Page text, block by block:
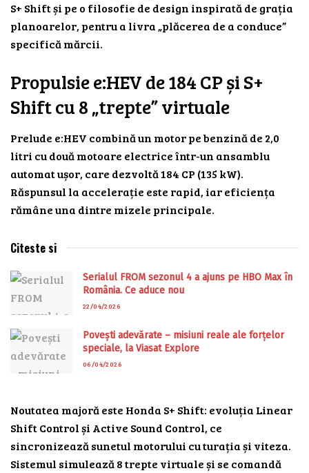
S+ Shift și pe o filosofie de design inspirată de grația
planoarelor, pentru a livra „plăcerea de a conduce”
specifică mărcii.
Propulsie e:HEV de 184 CP și S+
Shift cu 8 „trepte” virtuale
Prelude e:HEV combină un motor pe benzină de 2,0
litri cu două motoare electrice într-un ansamblu
automat ușor, care dezvoltă 184 CP (135 kW).
Răspunsul la accelerație este rapid, iar eficiența
rămâne una dintre mizele principale.
Citeste si
Serialul FROM sezonul 4 a ajuns pe HBO Max în
România. Ce aduce nou
22/04/2026
Povești adevărate – misiuni reale ale forțelor
speciale, la Viasat Explore
06/04/2026
Noutatea majoră este Honda S+ Shift: evoluția Linear
Shift Control și Active Sound Control, ce
sincronizează sunetul motorului cu turația și viteza.
Sistemul simulează 8 trepte virtuale și se comandă